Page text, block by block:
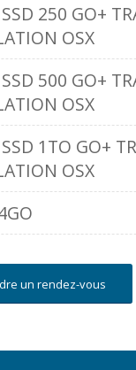
250 GO+
OSX
500 GO+
OSX
1TO GO+
OSX
un rendez-vous